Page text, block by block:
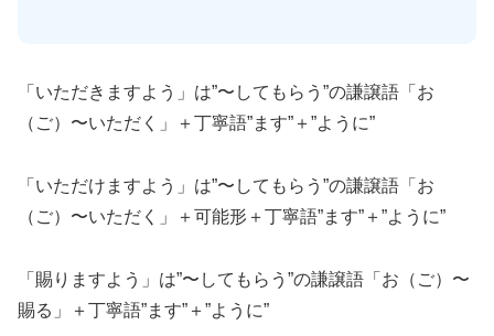
「いただきますよう」は”〜してもらう”の謙譲語「お
（ご）〜いただく」＋丁寧語”ます”＋”ように”
「いただけますよう」は”〜してもらう”の謙譲語「お
（ご）〜いただく」＋可能形＋丁寧語”ます”＋”ように”
「賜りますよう」は”〜してもらう”の謙譲語「お（ご）〜
賜る」＋丁寧語”ます”＋”ように”